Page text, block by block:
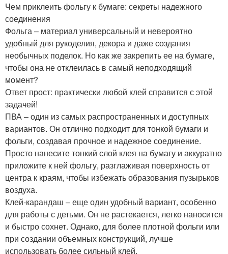
Чем приклеить фольгу к бумаге: секреты надежного
соединения
Фольга – материал универсальный и невероятно
удобный для рукоделия, декора и даже создания
необычных поделок. Но как же закрепить ее на бумаге,
чтобы она не отклеилась в самый неподходящий
момент?
Ответ прост: практически любой клей справится с этой
задачей! ️
ПВА – один из самых распространенных и доступных
вариантов. Он отлично подходит для тонкой бумаги и
фольги, создавая прочное и надежное соединение.
Просто нанесите тонкий слой клея на бумагу и аккуратно
приложите к ней фольгу, разглаживая поверхность от
центра к краям, чтобы избежать образования пузырьков
воздуха. ️
Клей-карандаш – еще один удобный вариант, особенно
для работы с детьми. Он не растекается, легко наносится
и быстро сохнет. Однако, для более плотной фольги или
при создании объемных конструкций, лучше
использовать более сильный клей.